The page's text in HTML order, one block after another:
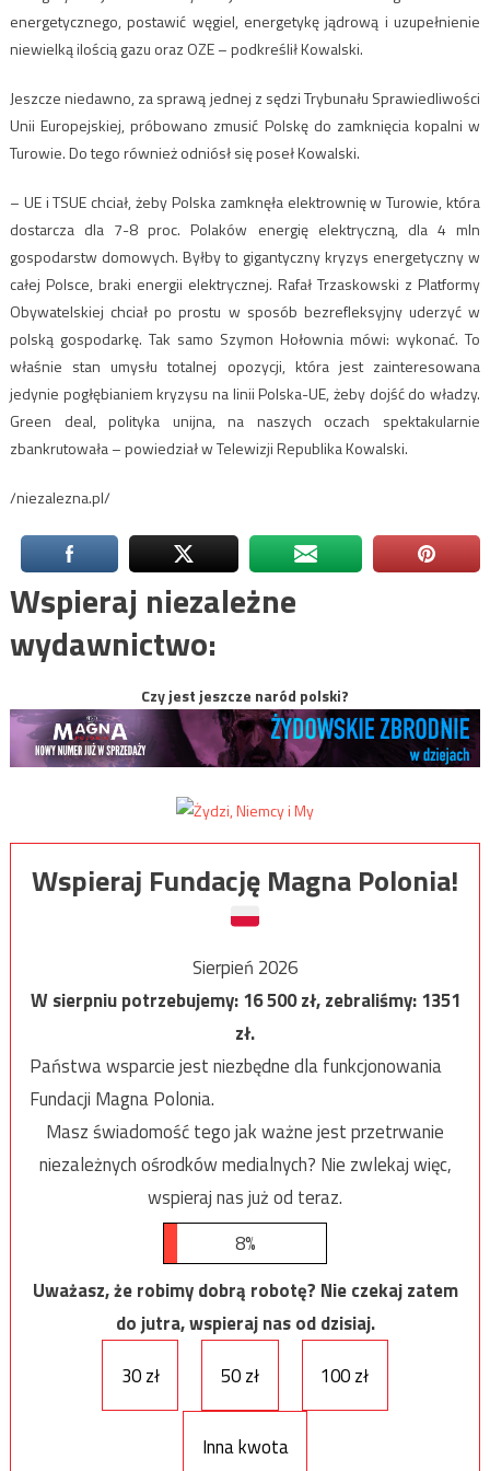
energetycznego, postawić węgiel, energetykę jądrową i uzupełnienie
niewielką ilością gazu oraz OZE – podkreślił Kowalski.
Jeszcze niedawno, za sprawą jednej z sędzi Trybunału Sprawiedliwości
Unii Europejskiej, próbowano zmusić Polskę do zamknięcia kopalni w
Turowie. Do tego również odniósł się poseł Kowalski.
– UE i TSUE chciał, żeby Polska zamknęła elektrownię w Turowie, która
dostarcza dla 7-8 proc. Polaków energię elektryczną, dla 4 mln
gospodarstw domowych. Byłby to gigantyczny kryzys energetyczny w
całej Polsce, braki energii elektrycznej. Rafał Trzaskowski z Platformy
Obywatelskiej chciał po prostu w sposób bezrefleksyjny uderzyć w
polską gospodarkę. Tak samo Szymon Hołownia mówi: wykonać. To
właśnie stan umysłu totalnej opozycji, która jest zainteresowana
jedynie pogłębianiem kryzysu na linii Polska-UE, żeby dojść do władzy.
Green deal, polityka unijna, na naszych oczach spektakularnie
zbankrutowała – powiedział w Telewizji Republika Kowalski.
/niezalezna.pl/
Wspieraj niezależne
wydawnictwo:
Czy jest jeszcze naród polski?
Wspieraj Fundację Magna Polonia!
Sierpień 2026
W sierpniu potrzebujemy:16 500zł, zebraliśmy:1351
zł.
Państwa wsparcie jest niezbędne dla funkcjonowania
Fundacji Magna Polonia.
Masz świadomość tego jak ważne jest przetrwanie
niezależnych ośrodków medialnych? Nie zwlekaj więc,
wspieraj nas już od teraz.
8%
Uważasz, że robimy dobrą robotę? Nie czekaj zatem
do jutra, wspieraj nas od dzisiaj.
30 zł
50 zł 100 zł
Inna kwota